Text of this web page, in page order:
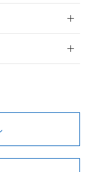
以下を必ずお読
式承認
ンス
KR型式
（韓国